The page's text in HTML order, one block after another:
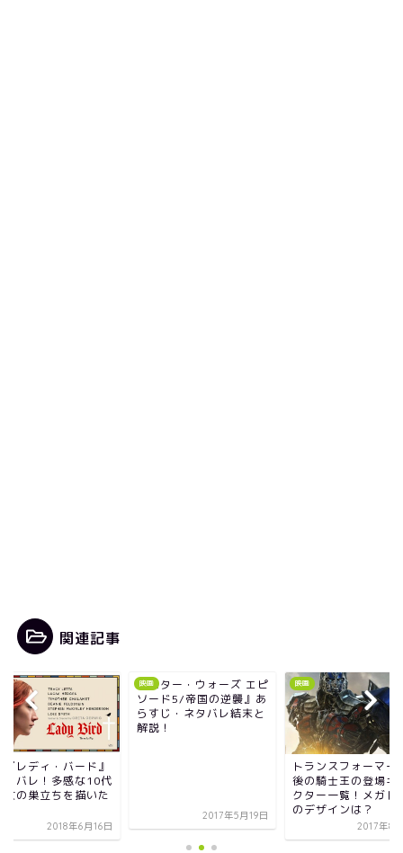
関連記事
映画
『スター・ウォーズ エピ
ソード5/帝国の逆襲』あ
らすじ・ネタバレ結末と
解説！
映画
トランスフォーマー5/最
後の騎士王の登場キャラ
クター一覧！メガトロン
のデザインは？
2017年8月12日
映画
映画『レデ
のネタバレ
の少女の巣
作品